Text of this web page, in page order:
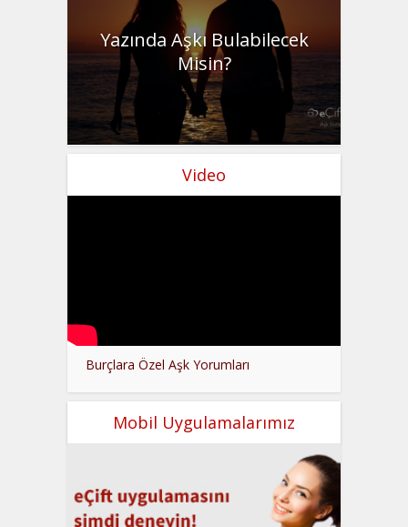
Yazında Aşkı Bulabilecek
Misin?
Video
Burçlara Özel Aşk Yorumları
Mobil Uygulamalarımız